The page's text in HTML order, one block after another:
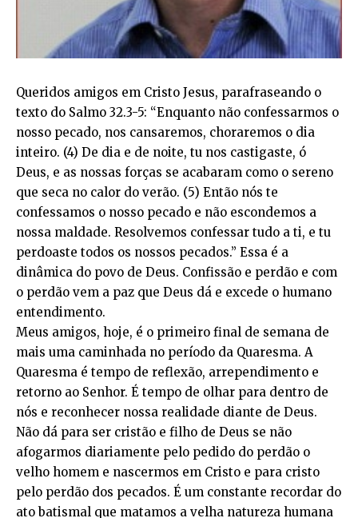
Queridos amigos em Cristo Jesus, parafraseando o
texto do Salmo 32.3-5: “Enquanto não confessarmos o
nosso pecado, nos cansaremos, choraremos o dia
inteiro. (4) De dia e de noite, tu nos castigaste, ó
Deus, e as nossas forças se acabaram como o sereno
que seca no calor do verão. (5) Então nós te
confessamos o nosso pecado e não escondemos a
nossa maldade. Resolvemos confessar tudo a ti, e tu
perdoaste todos os nossos pecados.” Essa é a
dinâmica do povo de Deus. Confissão e perdão e com
o perdão vem a paz que Deus dá e excede o humano
entendimento.
Meus amigos, hoje, é o primeiro final de semana de
mais uma caminhada no período da Quaresma. A
Quaresma é tempo de reflexão, arrependimento e
retorno ao Senhor. É tempo de olhar para dentro de
nós e reconhecer nossa realidade diante de Deus.
Não dá para ser cristão e filho de Deus se não
afogarmos diariamente pelo pedido do perdão o
velho homem e nascermos em Cristo e para cristo
pelo perdão dos pecados. É um constante recordar do
ato batismal que matamos a velha natureza humana